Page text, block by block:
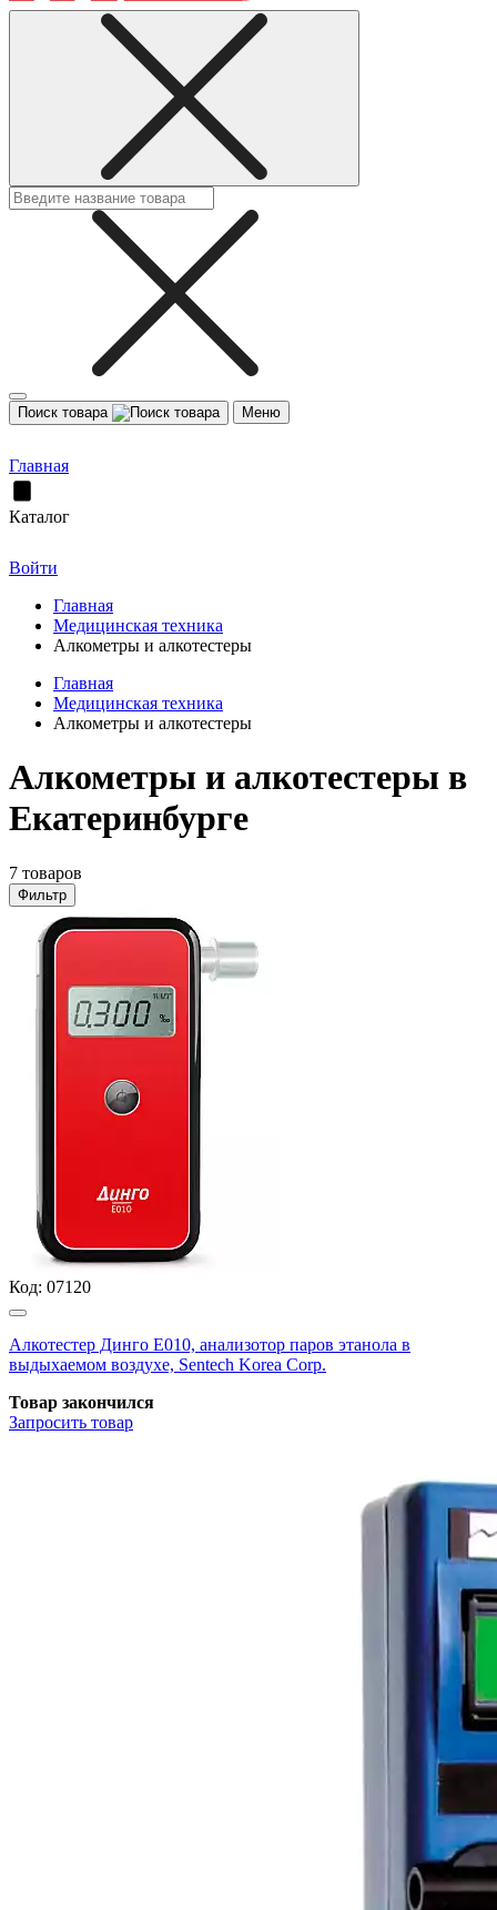
Поиск товара Меню
Главная
Каталог
Войти
Главная
Медицинская техника
Алкометры и алкотестеры
Главная
Медицинская техника
Алкометры и алкотестеры
Алкометры и алкотестеры в
Екатеринбурге
7 товаров
Фильтр
Код: 07120
Алкотестер Динго Е010, анализотор паров этанола в
выдыхаемом воздухе, Sentech Korea Corp.
Товар закончился
Запросить товар